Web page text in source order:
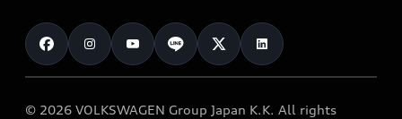
カタログ一覧
車検 / 定期点検
e-tronアフターサポート
クオリティ
保証
メンテナンス
お知らせ
オーナー様向けキャンペーン
© 2026 VOLKSWAGEN Group Japan K.K. All rights